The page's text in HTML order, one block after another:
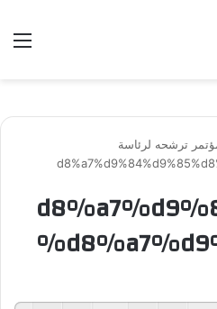
ترشحه لرئاسة